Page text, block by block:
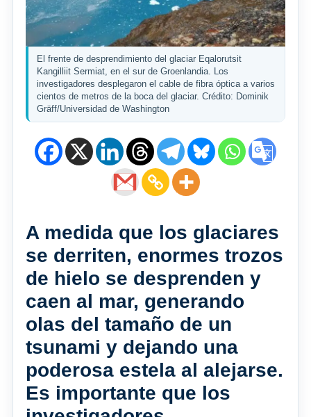
El frente de desprendimiento del glaciar Eqalorutsit
Kangilliit Sermiat, en el sur de Groenlandia. Los
investigadores desplegaron el cable de fibra óptica a varios
cientos de metros de la boca del glaciar. Crédito: Dominik
Gräff/Universidad de Washington
A medida que los glaciares
se derriten, enormes trozos
de hielo se desprenden y
caen al mar, generando
olas del tamaño de un
tsunami y dejando una
poderosa estela al alejarse.
Es importante que los